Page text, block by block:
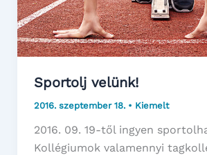
Sportolj velünk!
2016. szeptember 18. • Kiemelt
2016. 09. 19-től ingyen
Kollégiumok valamennyi